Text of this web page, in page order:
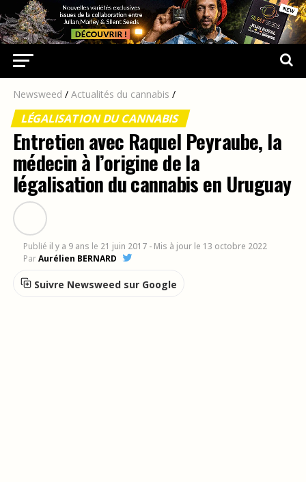
Newsweed / Actualités du cannabis /
LÉGALISATION DU CANNABIS
Entretien avec Raquel Peyraube, la
médecin à l’origine de la
légalisation du cannabis en Uruguay
Publié il y a 9 ans le 21 juin 2017 - Mis à jour le 13 octobre 2022
ParAurélien BERNARD
Suivre Newsweed sur Google